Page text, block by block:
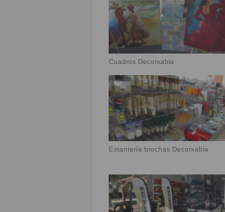
Cuadros Decorxabia
Estantería brochas Decorxabia